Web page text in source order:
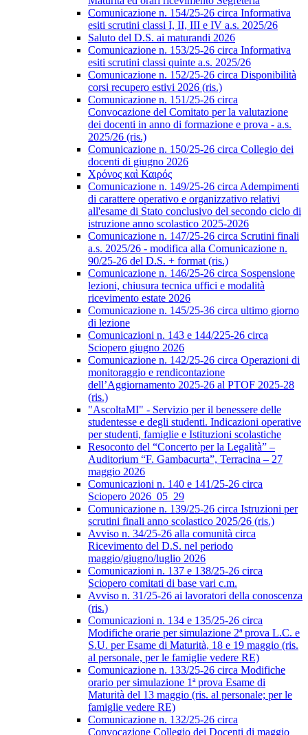
Comunicazione n. 154/25-26 circa Informativa
esiti scrutini classi I, II, III e IV a.s. 2025/26
Saluto del D.S. ai maturandi 2026
Comunicazione n. 153/25-26 circa Informativa
esiti scrutini classi quinte a.s. 2025/26
Comunicazione n. 152/25-26 circa Disponibilità
corsi recupero estivi 2026 (ris.)
Comunicazione n. 151/25-26 circa
Convocazione del Comitato per la valutazione
dei docenti in anno di formazione e prova - a.s.
2025/26 (ris.)
Comunicazione n. 150/25-26 circa Collegio dei
docenti di giugno 2026
Χρόνος καὶ Καιρός
Comunicazione n. 149/25-26 circa Adempimenti
di carattere operativo e organizzativo relativi
all'esame di Stato conclusivo del secondo ciclo di
istruzione anno scolastico 2025-2026
Comunicazione n. 147/25-26 circa Scrutini finali
a.s. 2025/26 - modifica alla Comunicazione n.
90/25-26 del D.S. + format (ris.)
Comunicazione n. 146/25-26 circa Sospensione
lezioni, chiusura tecnica uffici e modalità
ricevimento estate 2026
Comunicazione n. 145/25-36 circa ultimo giorno
di lezione
Comunicazioni n. 143 e 144/225-26 circa
Sciopero giugno 2026
Comunicazione n. 142/25-26 circa Operazioni di
monitoraggio e rendicontazione
dell’Aggiornamento 2025-26 al PTOF 2025-28
(ris.)
"AscoltaMI" - Servizio per il benessere delle
studentesse e degli studenti. Indicazioni operative
per studenti, famiglie e Istituzioni scolastiche
Resoconto del “Concerto per la Legalità” –
Auditorium “F. Gambacurta”, Terracina – 27
maggio 2026
Comunicazioni n. 140 e 141/25-26 circa
Sciopero 2026_05_29
Comunicazione n. 139/25-26 circa Istruzioni per
scrutini finali anno scolastico 2025/26 (ris.)
Avviso n. 34/25-26 alla comunità circa
Ricevimento del D.S. nel periodo
maggio/giugno/luglio 2026
Comunicazioni n. 137 e 138/25-26 circa
Sciopero comitati di base vari c.m.
Avviso n. 31/25-26 ai lavoratori della conoscenza
(ris.)
Comunicazioni n. 134 e 135/25-26 circa
Modifiche orarie per simulazione 2ª prova L.C. e
S.U. per Esame di Maturità, 18 e 19 maggio (ris.
al personale, per le famiglie vedere RE)
Comunicazione n. 133/25-26 circa Modifiche
orario per simulazione 1ª prova Esame di
Maturità del 13 maggio (ris. al personale; per le
famiglie vedere RE)
Comunicazione n. 132/25-26 circa
Convocazione Collegio dei Docenti di maggio